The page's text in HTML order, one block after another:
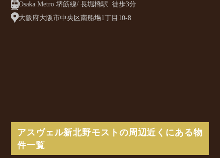
Osaka Metro 堺筋線/ 長堀橋駅 徒歩3分
大阪府大阪市中央区南船場1丁目10-8
アスヴェル新北野モストの周辺近くにある物
件一覧